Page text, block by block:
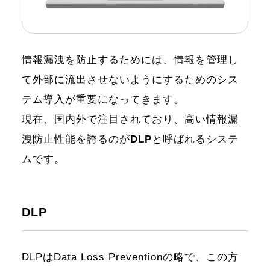
情報漏洩を防止するためには、情報を管理し
て外部に流出させないようにするためのシス
テム導入が重要になってきます。
現在、国内外で注目されており、高い情報漏
洩防止性能を誇るのがDLP と呼ばれるシステ
ムです。
DLP
DLPはData Loss Preventionの略で、この方